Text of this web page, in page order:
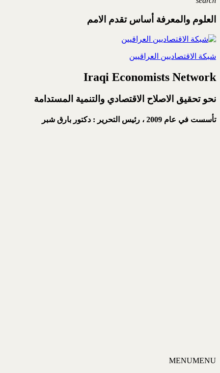
العلوم والمعرفة أساس تقدم الامم
شبكة الاقتصاديين العراقيين
Iraqi Economists Network
نحو تحقيق الاصلاح الاقتصادي والتنمية المستدامة
تأسست في عام 2009 ، رئيس التحرير : دكتور بارق شبر
MENUMENU